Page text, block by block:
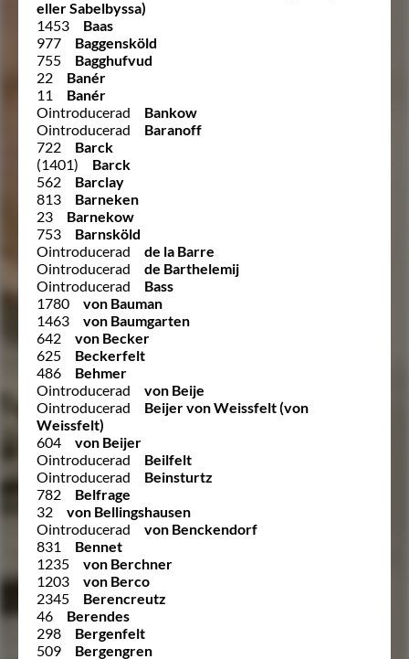
eller Sabelbyssa)
1453
Baas
977
Baggensköld
755
Bagghufvud
22
Banér
11
Banér
Ointroducerad
Bankow
Ointroducerad
Baranoff
722
Barck
(1401)
Barck
562
Barclay
813
Barneken
23
Barnekow
753
Barnsköld
Ointroducerad
de la Barre
Ointroducerad
de Barthelemij
Ointroducerad
Bass
1780
von Bauman
1463
von Baumgarten
642
von Becker
625
Beckerfelt
486
Behmer
Ointroducerad
von Beije
Ointroducerad
Beijer von Weissfelt (von
Weissfelt)
604
von Beijer
Ointroducerad
Beilfelt
Ointroducerad
Beinsturtz
782
Belfrage
32
von Bellingshausen
Ointroducerad
von Benckendorf
831
Bennet
1235
von Berchner
1203
von Berco
2345
Berencreutz
46
Berendes
298
Bergenfelt
509
Bergengren